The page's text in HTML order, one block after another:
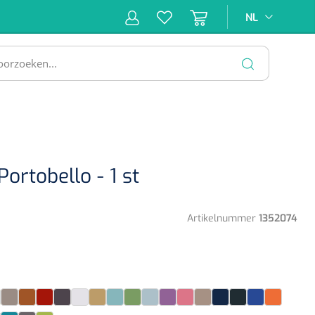
NL
- 1 st
Artikelnummer 1352074
CocosCopper
CoralCoriander
Crystal
CurryEmerald
GrassIce BlueLavendel
Lollipop
LoungeMarine
NeroOceanOranje